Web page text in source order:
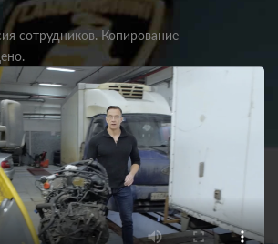
сотрудников. Копирование